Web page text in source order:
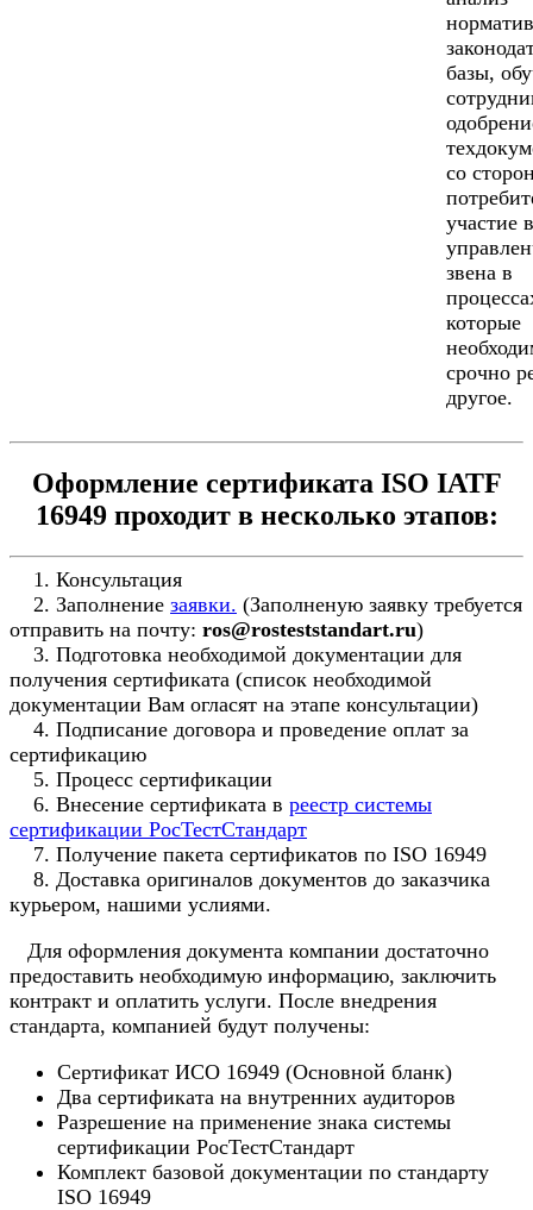
базы,
со
участие
звена в
которые
срочно
другое.
Оформление сертификата ISO IATF
16949 проходит в несколько этапов:
1. Консультация
2. Заполнение заявки. (Заполненую заявку требуется
отправить на почту: ros@rosteststandart.ru)
3. Подготовка необходимой документации для
получения сертификата (список необходимой
документации Вам огласят на этапе консультации)
4. Подписание договора и проведение оплат за
сертификацию
5. Процесс сертификации
6. Внесение сертификата в реестр системы
сертификации РосТестСтандарт
7. Получение пакета сертификатов по ISO 16949
8. Доставка оригиналов документов до заказчика
курьером, нашими услиями.
Для оформления документа компании достаточно
предоставить необходимую информацию, заключить
контракт и оплатить услуги. После внедрения
стандарта, компанией будут получены:
Сертификат ИСО 16949 (Основной бланк)
Два сертификата на внутренних аудиторов
Разрешение на применение знака системы
сертификации РосТестСтандарт
Комплект базовой документации по стандарту
ISO 16949